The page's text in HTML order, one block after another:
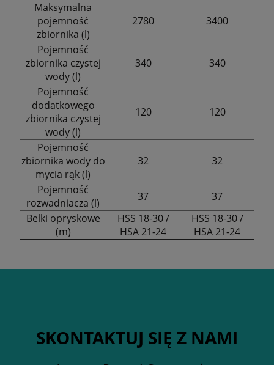
Maksymalna
pojemność
zbiornika (l)
2780 3400
Pojemność
zbiornika czystej
wody (l)
340 340
Pojemność
dodatkowego
zbiornika czystej
wody (l)
120 120
Pojemność
zbiornika wody do
mycia rąk (l)
32 32
Pojemność
rozwadniacza (l)
37
37
Belki opryskowe
(m)
HSS 18-30 /
HSA 21-24
HSS 18-30 /
HSA 21-24
SKONTAKTUJ SIĘ Z NAMI